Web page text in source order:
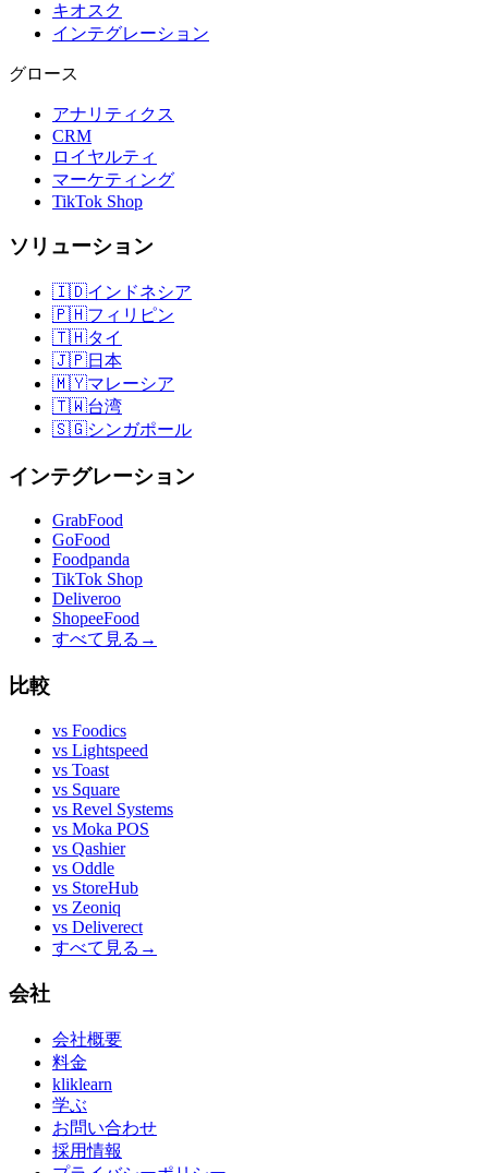
キオスク
インテグレーション
グロース
アナリティクス
CRM
ロイヤルティ
マーケティング
TikTok Shop
ソリューション
🇮🇩インドネシア
🇵🇭フィリピン
🇹🇭タイ
🇯🇵日本
🇲🇾マレーシア
🇹🇼台湾
🇸🇬シンガポール
インテグレーション
GrabFood
GoFood
Foodpanda
TikTok Shop
Deliveroo
ShopeeFood
すべて見る →
比較
vs Foodics
vs Lightspeed
vs Toast
vs Square
vs Revel Systems
vs Moka POS
vs Qashier
vs Oddle
vs StoreHub
vs Zeoniq
vs Deliverect
すべて見る →
会社
会社概要
料金
kliklearn
学ぶ
お問い合わせ
採用情報